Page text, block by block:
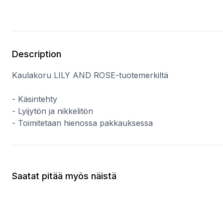
Description
Kaulakoru LILY AND ROSE-tuotemerkiltä
- Käsintehty
- Lyijytön ja nikkelitön
- Toimitetaan hienossa pakkauksessa
Saatat pitää myös näistä